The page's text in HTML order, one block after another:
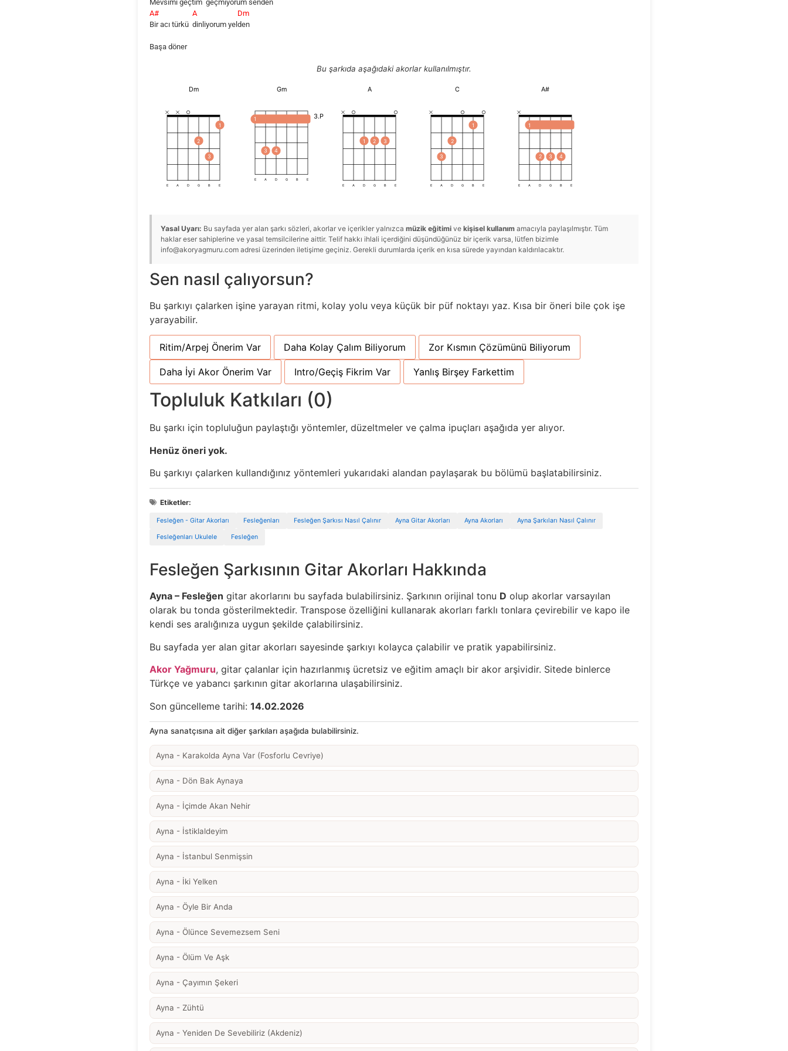
Mevsimi geçtimgeçmiyorumsenden
A#
Bir acı türkü
A
dinliyorumyel
Dm
den
Başa döner
Bu şarkıda aşağıdaki akorlar kullanılmıştır.
Dm
2
3
1
E A D G B E
Gm
3.P
1
3 4
E A D G B E
A
1 2 3
E A D G B E
C
3
2
1
E A D G B E
A#
1
2 3 4
E A D G B E
Yasal Uyarı: Bu sayfada yer alan şarkı sözleri, akorlar ve içerikler yalnızcamüzik eğitimi vekişisel kullanım amacıyla paylaşılmıştır. Tüm
haklar eser sahiplerine ve yasal temsilcilerine aittir. Telif hakkı ihlali içerdiğini düşündüğünüz bir içerik varsa, lütfen bizimle
info@akoryagmuru.com adresi üzerinden iletişime geçiniz. Gerekli durumlarda içerik en kısa sürede yayından kaldırılacaktır.
Sen nasıl çalıyorsun?
Bu şarkıyı çalarken işine yarayan ritmi, kolay yolu veya küçük bir püf noktayı yaz. Kısa bir öneri bile çok işe
yarayabilir.
Ritim/Arpej Önerim Var Daha Kolay Çalım Biliyorum Zor Kısmın Çözümünü Biliyorum
Daha İyi Akor Önerim Var Intro/Geçiş Fikrim Var Yanlış Birşey Farkettim
Topluluk Katkıları (0)
Bu şarkı için topluluğun paylaştığı yöntemler, düzeltmeler ve çalma ipuçları aşağıda yer alıyor.
Henüz öneri yok.
Bu şarkıyı çalarken kullandığınız yöntemleri yukarıdaki alandan paylaşarak bu bölümü başlatabilirsiniz.
Etiketler:
Fesleğen - Gitar Akorları Fesleğenları Fesleğen Şarkısı Nasıl Çalınır Ayna Gitar Akorları Ayna Akorları Ayna Şarkıları Nasıl Çalınır
Fesleğenları Ukulele Fesleğen
Fesleğen Şarkısının Gitar Akorları Hakkında
Ayna – Fesleğen gitar akorlarını bu sayfada bulabilirsiniz. Şarkının orijinal tonu D olup akorlar varsayılan
olarak bu tonda gösterilmektedir. Transpose özelliğini kullanarak akorları farklı tonlara çevirebilir ve kapo ile
kendi ses aralığınıza uygun şekilde çalabilirsiniz.
Bu sayfada yer alan gitar akorları sayesinde şarkıyı kolayca çalabilir ve pratik yapabilirsiniz.
Akor Yağmuru, gitar çalanlar için hazırlanmış ücretsiz ve eğitim amaçlı bir akor arşividir. Sitede binlerce
Türkçe ve yabancı şarkının gitar akorlarına ulaşabilirsiniz.
Son güncelleme tarihi:14.02.2026
Ayna sanatçısına ait diğer şarkıları aşağıda bulabilirsiniz.
Ayna - Karakolda Ayna Var (Fosforlu Cevriye)
Ayna - Dön Bak Aynaya
Ayna - İçimde Akan Nehir
Ayna - İstiklaldeyim
Ayna - İstanbul Senmişsin
Ayna - İki Yelken
Ayna - Öyle Bir Anda
Ayna - Ölünce Sevemezsem Seni
Ayna - Ölüm Ve Aşk
Ayna - Çayımın Şekeri
Ayna - Zühtü
Ayna - Yeniden De Sevebiliriz (Akdeniz)